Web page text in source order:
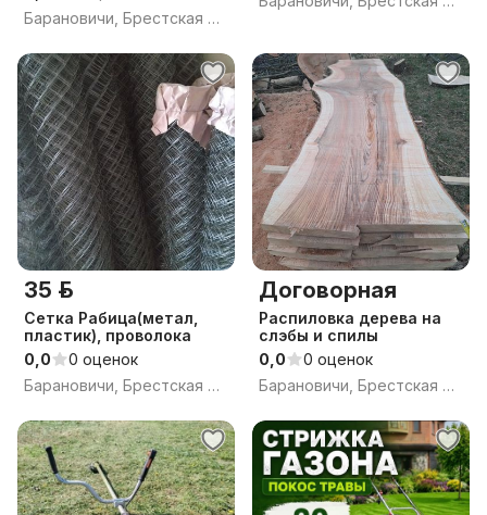
Барановичи, Брестская обл.
35 р.
Сетка Рабица(метал,
пластик), проволока
0,0
0 оценок
Барановичи, Брестская обл.
Договорная
Распиловка дерева на
слэбы и спилы
0,0
0 оценок
Барановичи, Брестская обл.